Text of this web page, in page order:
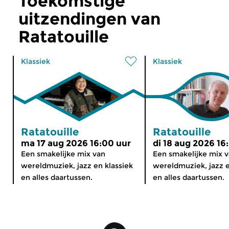
uitzendingen van
Ratatouille
Klassiek
Ratatouille
ma 17 aug 2026 16:00 uur
Een smakelijke mix van
wereldmuziek, jazz en klassiek
en alles daartussen.
Klassiek
Ratatouille
di 18 aug 2026
Een smakelijke mix
wereldmuziek, jazz
en alles daartussen.